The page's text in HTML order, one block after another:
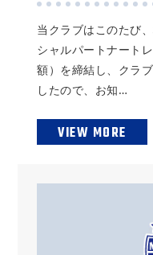
当クラブはこのたび
シャルパートナート
額）を締結し、クラ
したので、お知…
VIEW MORE